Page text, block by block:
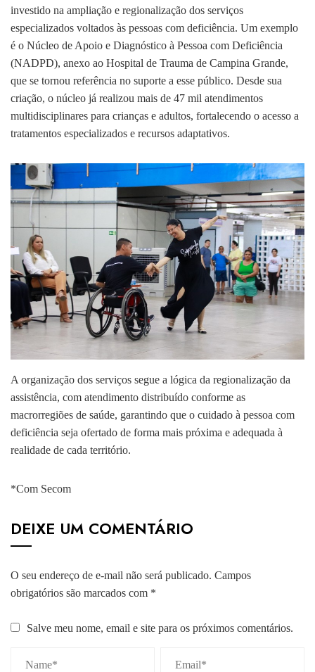
investido na ampliação e regionalização dos serviços
especializados voltados às pessoas com deficiência. Um exemplo
é o Núcleo de Apoio e Diagnóstico à Pessoa com Deficiência
(NADPD), anexo ao Hospital de Trauma de Campina Grande,
que se tornou referência no suporte a esse público. Desde sua
criação, o núcleo já realizou mais de 47 mil atendimentos
multidisciplinares para crianças e adultos, fortalecendo o acesso a
tratamentos especializados e recursos adaptativos.
A organização dos serviços segue a lógica da regionalização da
assistência, com atendimento distribuído conforme as
macrorregiões de saúde, garantindo que o cuidado à pessoa com
deficiência seja ofertado de forma mais próxima e adequada à
realidade de cada território.
*Com Secom
DEIXE UM COMENTÁRIO
O seu endereço de e-mail não será publicado. Campos
obrigatórios são marcados com *
Salve meu nome, email e site para os próximos comentários.